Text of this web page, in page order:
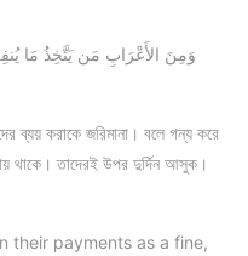
ব্যয় করাকে জরিমানা। বলে গন্য করে
থাকে। তাদেরই উপর দুর্দিন আসুক।
their payments as a fine,